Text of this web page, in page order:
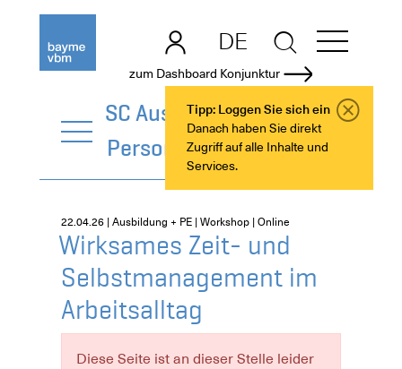
zum Dashboard Konjunktur
Tipp: Loggen Sie sich ein
Danach haben Sie direkt
Zugriff auf alle Inhalte und
Services.
DE
EN
SC Ausbildung +
Personalentwicklung
22.04.26 | Ausbildung + PE | Workshop | Online
Wirksames Zeit- und
Selbstmanagement im
Arbeitsalltag
Diese Seite ist an dieser Stelle leider